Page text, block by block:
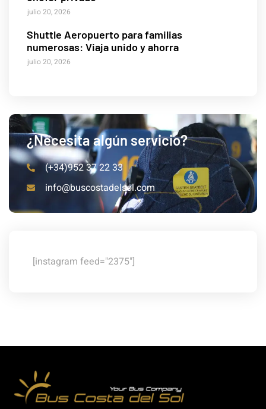
julio 20, 2026
Shuttle Aeropuerto para familias
numerosas: Viaja unido y ahorra
julio 20, 2026
¿Necesita algún servicio?
(+34)952 37 22 33
info@buscostadelsol.com
[instagram feed="2375"]